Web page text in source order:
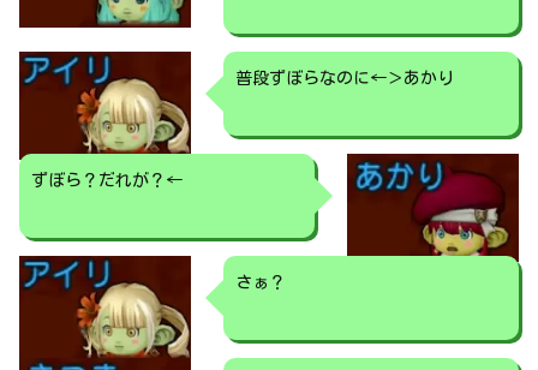
普段ずぼらなのに←＞あかり
ずぼら？だれが？←
さぁ？